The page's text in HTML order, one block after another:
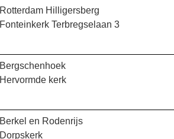
Rotterdam Hilligersberg
Fonteinkerk Terbregselaan 3
Bergschenhoek
Hervormde kerk
Berkel en Rodenrijs
Dorpskerk